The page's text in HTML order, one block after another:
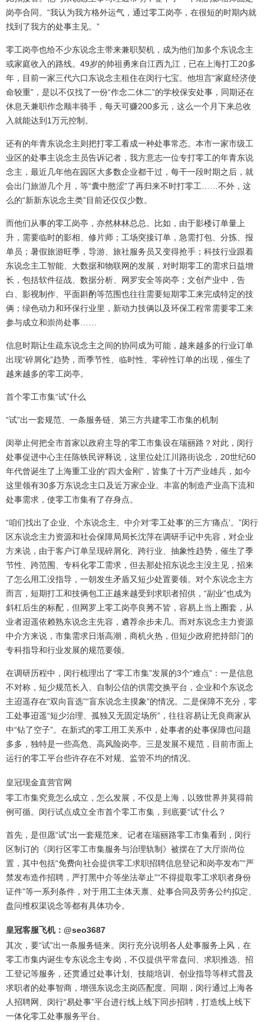
岗亭合同。“我认为我方格外运气，通过零工岗亭，在很短的时期内就
找到了我方的处事主见。”
零工岗亭也给不少东说念主带来兼职契机，成为他们加多个东说念主
或家庭收入的路线。49岁的帅祖勇来自江西九江，已在上海打工20多
年，目前一家三代六口东说念主租住在闵行七宝。他坦言“家庭经济使
命较重”，是以不仅找了一份“作念二休二”的学校保安处事，同期还在
休息天兼职作念顺丰骑手，每天可赚200多元，这么一个月下来总收
入就能达到1万元控制。
还有的年青东说念主则把打零工看成一种处事常态。本市一家市级工
业区的处事主说念主员告诉记者，我方意志一位专打零工的年青东说
念主，最近几年他在园区大多数企业都干过，每干一段时期之后，就
会出门旅游几个月，等“囊中憨涩”了再归来不时打零工……不外，这
么的“新新东说念主类”目前还仅仅少数。
而他们从事的零工岗亭，亦然林林总总。比如，由于影楼订单量上
升，需要临时的影相、修片师；工场突接订单，急需打包、分拣、报
单员；暑假旅游旺季，导游、旅社服务员又变得抢手；科技行业跟着
东说念主工智能、大数据和物联网的发展，对时期零工的需求日益增
长，包括软件征战、数据分析、网罗安全等岗亭；文创产业中，告
白、影视制作、平面斟酌等范围也往往需要短期零工来完成特定的技
俩；绿色动力和环保行业里，新动力技俩以及环保工程常需要零工来
参与成立和崇尚处事……
信息时期让生疏东说念主之间的协同成为可能，越来越多的行业订单
出现“碎屑化”趋势，而季节性、临时性、零碎性订单的出现，催生了
越来越多的零工岗亭。
首个零工市集“试”什么
“试”出一套规范、一条服务链、第三方共建零工市集的机制
闵举止何把全市首家以政府主导的零工市集设在瑞丽路？对此，闵行
处事促进中心主任陈铁民评释说，这里位处江川路街说念，20世纪60
年代曾诞生了上海重工业的“四大金刚”，皆集了十万产业雄兵，如今
这里领有30多万东说念主口及近万家企业。丰富的制造产业高下流和
处事需求，使零工市集有了存身点。
“咱们找出了企业、个东说念主、中介对‘零工处事’的三方‘痛点’。”闵行
区东说念主力资源和社会保障局局长沈萍在调研手记中先容，对企业
方来说，由于客户订单呈现碎屑化、跨行业、抽象性趋势，催生了季
节性、跨范围、专科化零工需求，但去那处招东说念主没主见，招来
了怎么用工没指导，一朝发生矛盾又短少处置要领。对个东说念主方
而言，短期打工和技俩包工正越来越受到求职者招供，“副业”也成为
斜杠后生的标配，但网罗上零工岗亭良莠不皆，容易上当上圈套，从
业者迢遥依赖熟东说念主先容，遴荐余步未几。而对东说念主力资源
中介方来说，市集需求日渐高潮，商机火热，但短少政府把持部门的
专科指导和行业发展的规范要领。
在调研历程中，闵行梳理出了“零工市集”发展的3个“难点”：一是信息
不对称，短少规范长入、自制公信的供需交换平台，企业和个东说念
主迢遥存在“双向盲选”“盲东说念主摸象”的情况。二是保障不充分，零
工处事迢遥“短少治理、孤独又无固定场所”，往往容易让无良商家从
中“钻了空子”。在新式的零工用工关系中，处事者的处事保障也问题
多多，独特是一些高危、高风险岗亭。三是发展不规范，目前市面上
运行的零工平台些许存在不对规、监管不均的情况。
皇冠现金直营官网
零工市集究竟怎么成立，怎么发展，不仅是上海，以致世界并莫得前
例可循。闵行试点成立全市首个零工市集，到底要“试”什么？
首先，是但愿“试”出一套规范来。记者在瑞丽路零工市集看到，闵行
区制订的《闵行区零工市集服务与治理轨制》被摆在了大厅崇尚位
置，其中包括“免费向社会提供零工求职招聘信息登记和岗亭发布”“严
禁发布造作招聘，严打黑中介等坐法举止”“不得提取零工求职者身份
证件”等一系列条件，对于用工主体天禀、处事合同及劳务公约拟定、
盘问维权渠说念等都有具体功令。
皇冠客服飞机：@seo3687
其次，要“试”出一条服务链来。闵行充分说明各人处事服务上风，在
零工市集内诞生专东说念主专岗，不仅提供平常盘问、求职推选、招
工登记等服务，还贯通过处事计划、技能培训、创业指导等样式普及
求职者的处事智商，增强东说念主岗匹配度。同期，闵行通过上海各
人招聘网、闵行“易处事”平台进行线上线下同步招聘，打造线上线下
一体化零工处事服务平台。